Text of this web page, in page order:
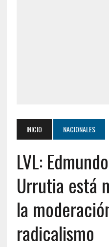
INICIO NACIONALES
LVL:
Urrutia está
la
radicalismo